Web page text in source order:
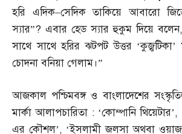
হরি এদিক–সেদিক তাকিয়ে আবারো
স্যার”? এবার হেড স্যার হুকুম দিয়ে বলেন
সাথে সাথে হরির ঝটপট উত্তর ‘কুজ্ঝটিকা’
চোদনা বনিয়া গেলাম।”
আজকাল পশ্চিমবঙ্গ ও বাংলাদেশের
মার্কা আলাপচারিতা : ‘কোম্পানি থিয়েটার’,
এর কৌশল’, ‘ইসলামী জলসা অথবা